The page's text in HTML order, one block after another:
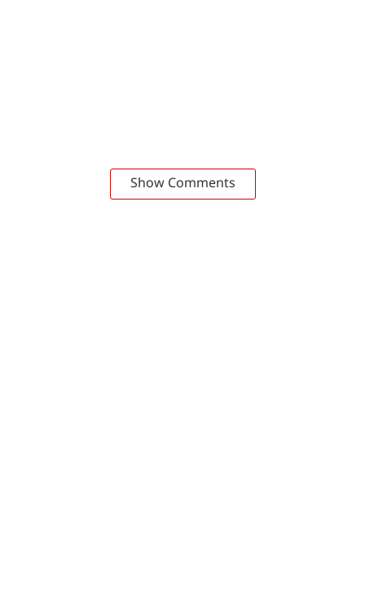
Show Comments